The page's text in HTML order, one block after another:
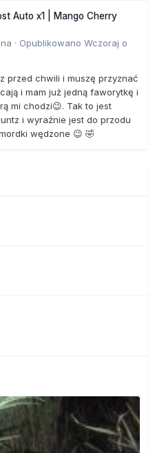
Auto x1 | Mango Cherry
· Opublikowano Wczoraj o
przed chwili i muszę przyznać
i mam już jedną faworytkę i
mi chodzi😉. Tak to jest
i wyraźnie jest do przodu
wędzone 😉 🤣